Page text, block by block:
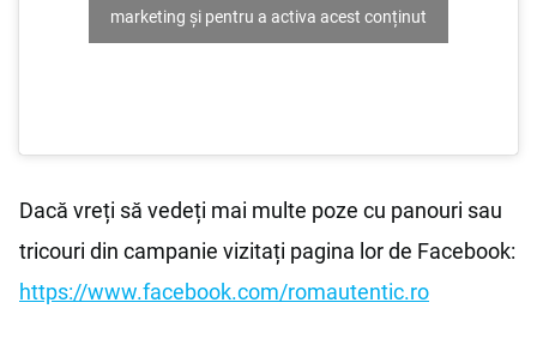
marketing și pentru a activa acest conținut
Dacă vreți să vedeți mai multe poze cu panouri sau
tricouri din campanie vizitați pagina lor de Facebook:
https://www.facebook.com/romautentic.ro